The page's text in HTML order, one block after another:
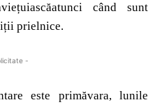
când sunt
prielnice.
-
este primăvara, lunile